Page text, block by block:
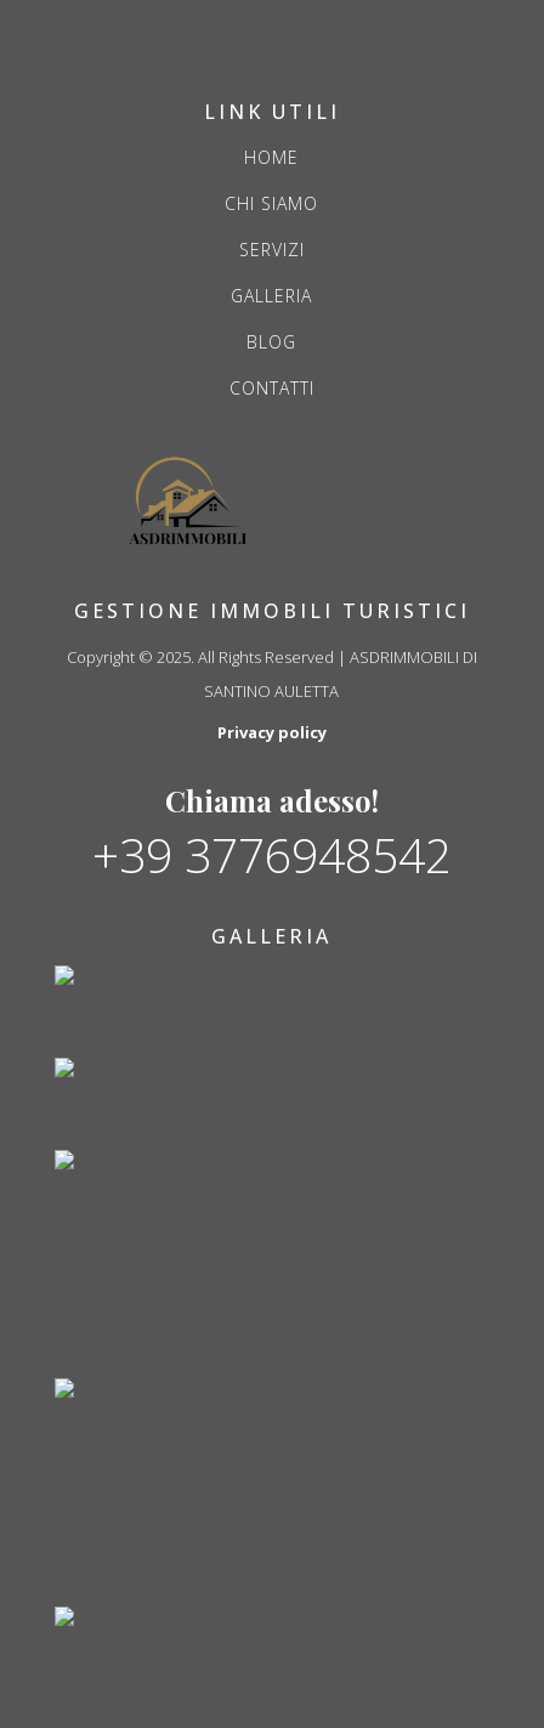
LINK UTILI
HOME
CHI SIAMO
SERVIZI
GALLERIA
BLOG
CONTATTI
GESTIONE IMMOBILI TURISTICI
Copyright © 2025. All Rights Reserved | ASDRIMMOBILI DI
SANTINO AULETTA
Privacy policy
Chiama adesso!
+39 3776948542
GALLERIA